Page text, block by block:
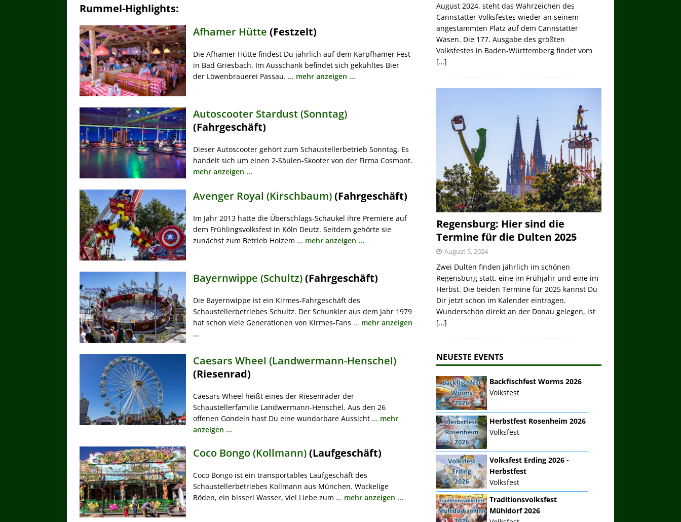
Rummel-Highlights:
Afhamer Hütte (Festzelt)
Die Afhamer Hütte findest Du jährlich auf dem Karpfhamer Fest
in Bad Griesbach. Im Ausschank befindet sich gekühltes Bier
der Löwenbrauerei Passau. ... mehr anzeigen ...
Autoscooter Stardust (Sonntag)
(Fahrgeschäft)
Dieser Autoscooter gehört zum Schaustellerbetrieb Sonntag. Es
handelt sich um einen 2-Säulen-Skooter von der Firma Cosmont.
mehr anzeigen ...
Avenger Royal (Kirschbaum)(Fahrgeschäft)
Im Jahr 2013 hatte die Überschlags-Schaukel ihre Premiere auf
dem Frühlingsvolksfest in Köln Deutz. Seitdem gehörte sie
zunächst zum Betrieb Hoizem ... mehr anzeigen ...
Bayernwippe (Schultz)(Fahrgeschäft)
Die Bayernwippe ist ein Kirmes-Fahrgeschäft des
Schaustellerbetriebes Schultz. Der Schunkler aus dem Jahr 1979
hat schon viele Generationen von Kirmes-Fans ... mehr anzeigen
...
Caesars Wheel (Landwermann-Henschel)
(Riesenrad)
Caesars Wheel heißt eines der Riesenräder der
Schaustellerfamilie Landwermann-Henschel. Aus den 26
offenen Gondeln hast Du eine wundarbare Aussicht ... mehr
anzeigen ...
Coco Bongo (Kollmann)(Laufgeschäft)
Coco Bongo ist ein transportables Laufgeschäft des
Schaustellerbetriebes Kollmann aus München. Wackelige
Böden, ein bisserl Wasser, viel Liebe zum ... mehr anzeigen ...
August 2024, steht das Wahrzeichen des
Cannstatter Volksfestes wieder an seinem
angestammten Platz auf dem Cannstatter
Wasen. Die 177. Ausgabe des größten
Volksfestes in Baden-Württemberg findet vom
[…]
Regensburg: Hier sind die
Termine für die Dulten 2025
August 5, 2024
Zwei Dulten finden jährlich im schönen
Regensburg statt, eine im Frühjahr und eine im
Herbst. Die beiden Termine für 2025 kannst Du
Dir jetzt schon im Kalender eintragen.
Wunderschön direkt an der Donau gelegen, ist
[…]
NEUESTE EVENTS
Backfischfest Worms 2026
Volksfest
Herbstfest Rosenheim 2026
Volksfest
Volksfest Erding 2026 -
Herbstfest
Volksfest
Traditionsvolksfest
Mühldorf 2026